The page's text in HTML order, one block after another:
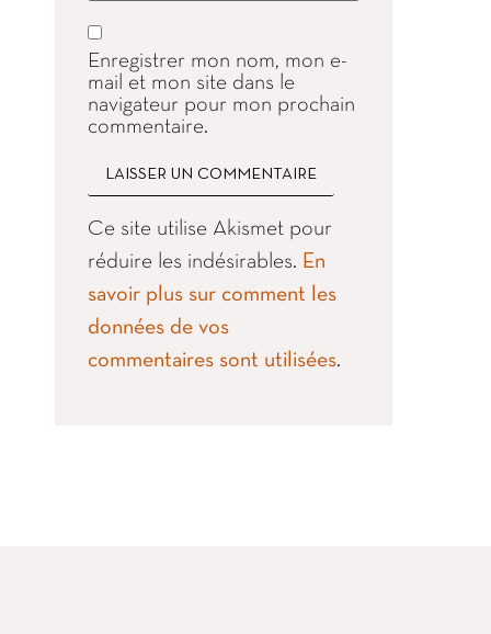
Enregistrer mon nom, mon e-
mail et mon site dans le
navigateur pour mon prochain
commentaire.
Ce site utilise Akismet pour
réduire les indésirables. En
savoir plus sur comment les
données de vos
commentaires sont utilisées.